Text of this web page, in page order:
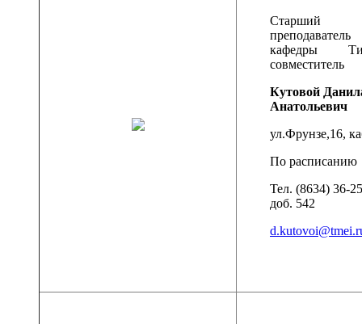
Старший
преподаватель
кафедры
совместитель
Кутовой
Анатольевич
ул.Фрунзе,16,
По расписанию
Тел. (8634) 36-
доб. 542